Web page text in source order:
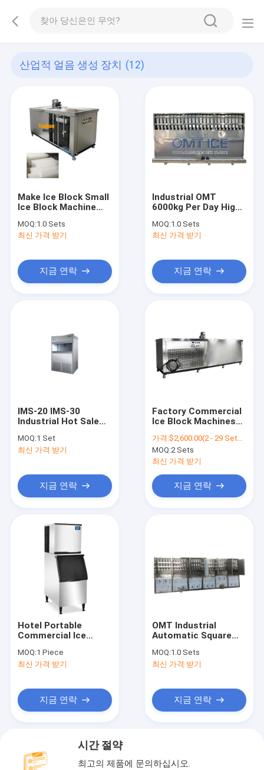
산업적 얼음 생성 장치 (12)
Make Ice Block Small
Ice Block Machine
Brick Making Machine
Industrial Mini Maker
MOQ:1.0 Sets
최신 가격 받기
지금 연락
Industrial OMT
6000kg Per Day High
Square Cube Ice
Machine
MOQ:1.0 Sets
최신 가격 받기
지금 연락
IMS-20 IMS-30
Industrial Hot Sale
Maker 20~30 Kgs Per
Day With Best Price
MOQ:1 Set
최신 가격 받기
지금 연락
Factory Commercial
Ice Block Machines
Transparent Strip
Cubes Custom Ice
Maker Machines
가격:$2,600.00(2 - 29 Sets) $2,400.00(>=30 Sets)
MOQ:2 Sets
최신 가격 받기
지금 연락
Hotel Portable
Commercial Ice
Machine Industrial
Ice Maker Machine
MOQ:1 Piece
최신 가격 받기
지금 연락
OMT Industrial
Automatic Square
Ton Per Day High
Capacity
MOQ:1.0 Sets
최신 가격 받기
지금 연락
시간 절약
최고의 제품에 문의하십시오.